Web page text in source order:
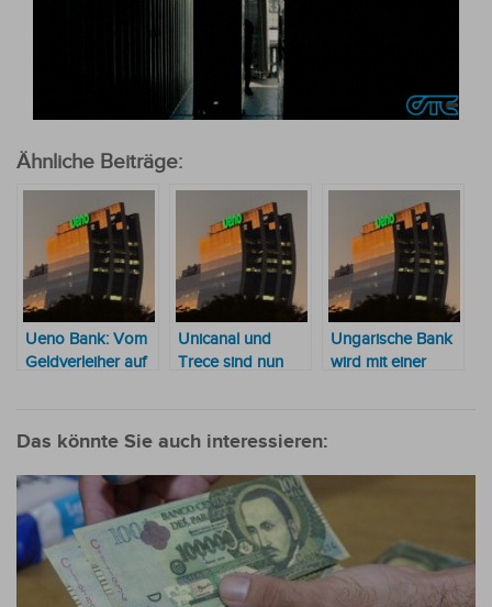
Ähnliche Beiträge:
Ueno Bank: Vom
Geldverleiher auf
digitalen Bank, die
hortet
Unicanal und
Trece sind nun
Ungarische Bank
wird mit einer
ueno bank
Das könnte Sie auch interessieren: